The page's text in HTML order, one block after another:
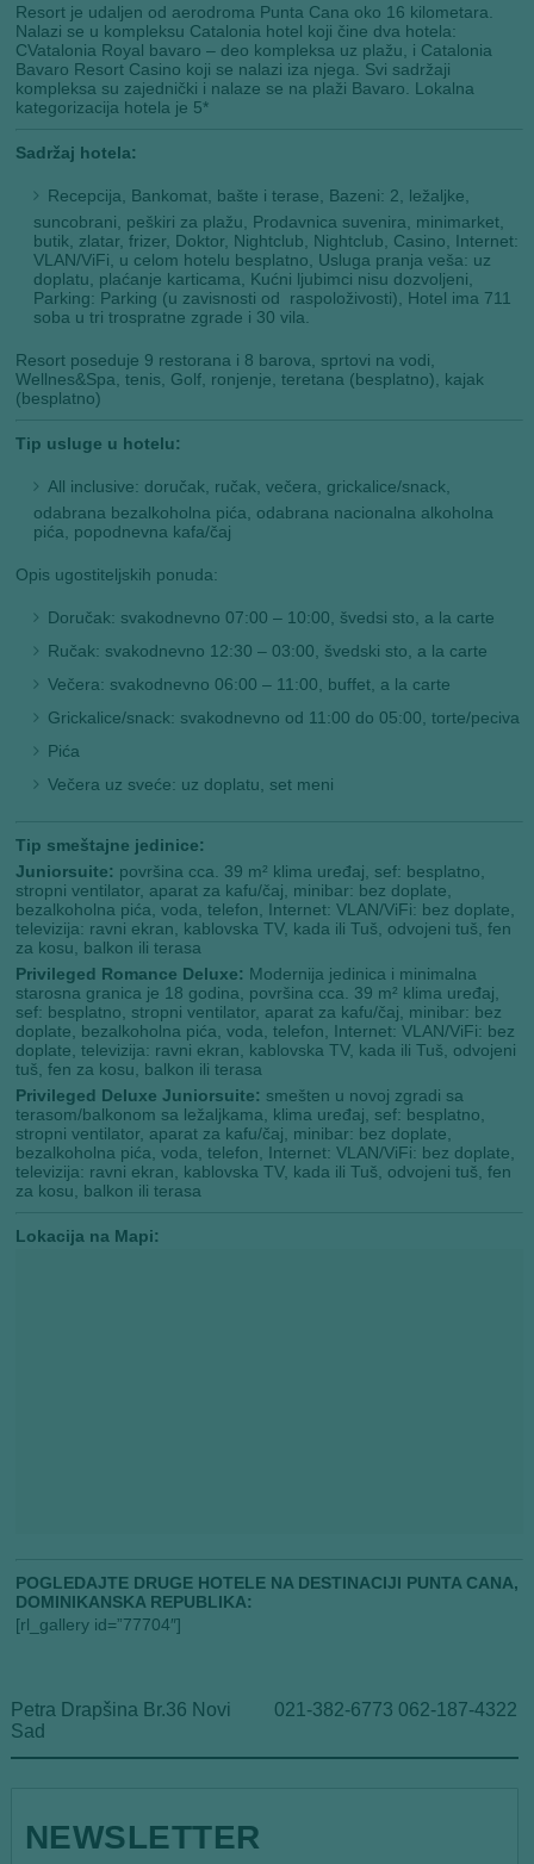
Resort je udaljen od aerodroma Punta Cana oko 16 kilometara.
Nalazi se u kompleksu Catalonia hotel koji čine dva hotela:
CVatalonia Royal bavaro – deo kompleksa uz plažu, i Catalonia
Bavaro Resort Casino koji se nalazi iza njega. Svi sadržaji
kompleksa su zajednički i nalaze se na plaži Bavaro. Lokalna
kategorizacija hotela je 5*
Sadržaj hotela:
Recepcija, Bankomat, bašte i terase, Bazeni: 2, ležaljke,
suncobrani, peškiri za plažu, Prodavnica suvenira, minimarket,
butik, zlatar, frizer, Doktor, Nightclub, Nightclub, Casino, Internet:
VLAN/ViFi, u celom hotelu besplatno, Usluga pranja veša: uz
doplatu, plaćanje karticama, Kućni ljubimci nisu dozvoljeni,
Parking: Parking (u zavisnosti od raspoloživosti), Hotel ima 711
soba u tri trospratne zgrade i 30 vila.
Resort poseduje 9 restorana i 8 barova, sprtovi na vodi,
Wellnes&Spa, tenis, Golf, ronjenje, teretana (besplatno), kajak
(besplatno)
Tip usluge u hotelu:
All inclusive: doručak, ručak, večera, grickalice/snack,
odabrana bezalkoholna pića, odabrana nacionalna alkoholna
pića, popodnevna kafa/čaj
Opis ugostiteljskih ponuda:
Doručak: svakodnevno 07:00 – 10:00, švedsi sto, a la carte
Ručak: svakodnevno 12:30 – 03:00, švedski sto, a la carte
Večera: svakodnevno 06:00 – 11:00, buffet, a la carte
Grickalice/snack: svakodnevno od 11:00 do 05:00, torte/peciva
Pića
Večera uz sveće: uz doplatu, set meni
Tip smeštajne jedinice:
Juniorsuite: površina cca. 39 m² klima uređaj, sef: besplatno,
stropni ventilator, aparat za kafu/čaj, minibar: bez doplate,
bezalkoholna pića, voda, telefon, Internet: VLAN/ViFi: bez doplate,
televizija: ravni ekran, kablovska TV, kada ili Tuš, odvojeni tuš, fen
za kosu, balkon ili terasa
Privileged Romance Deluxe: Modernija jedinica i minimalna
starosna granica je 18 godina, površina cca. 39 m² klima uređaj,
sef: besplatno, stropni ventilator, aparat za kafu/čaj, minibar: bez
doplate, bezalkoholna pića, voda, telefon, Internet: VLAN/ViFi: bez
doplate, televizija: ravni ekran, kablovska TV, kada ili Tuš, odvojeni
tuš, fen za kosu, balkon ili terasa
Privileged Deluxe Juniorsuite: smešten u novoj zgradi sa
terasom/balkonom sa ležaljkama, klima uređaj, sef: besplatno,
stropni ventilator, aparat za kafu/čaj, minibar: bez doplate,
bezalkoholna pića, voda, telefon, Internet: VLAN/ViFi: bez doplate,
televizija: ravni ekran, kablovska TV, kada ili Tuš, odvojeni tuš, fen
za kosu, balkon ili terasa
Lokacija na Mapi:
POGLEDAJTE DRUGE HOTELE NA DESTINACIJI PUNTA CANA,
DOMINIKANSKA REPUBLIKA:
[rl_gallery id=”77704″]
Petra Drapšina Br.36 Novi
Sad
021-382-6773 062-187-4322
NEWSLETTER